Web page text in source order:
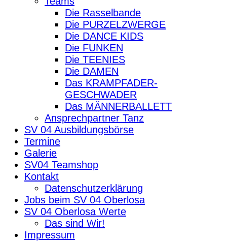
Die Rasselbande
Die PURZELZWERGE
Die DANCE KIDS
Die FUNKEN
Die TEENIES
Die DAMEN
Das KRAMPFADER-
GESCHWADER
Das MÄNNERBALLETT
Ansprechpartner Tanz
SV 04 Ausbildungsbörse
Termine
Galerie
SV04 Teamshop
Kontakt
Datenschutzerklärung
Jobs beim SV 04 Oberlosa
SV 04 Oberlosa Werte
Das sind Wir!
Impressum